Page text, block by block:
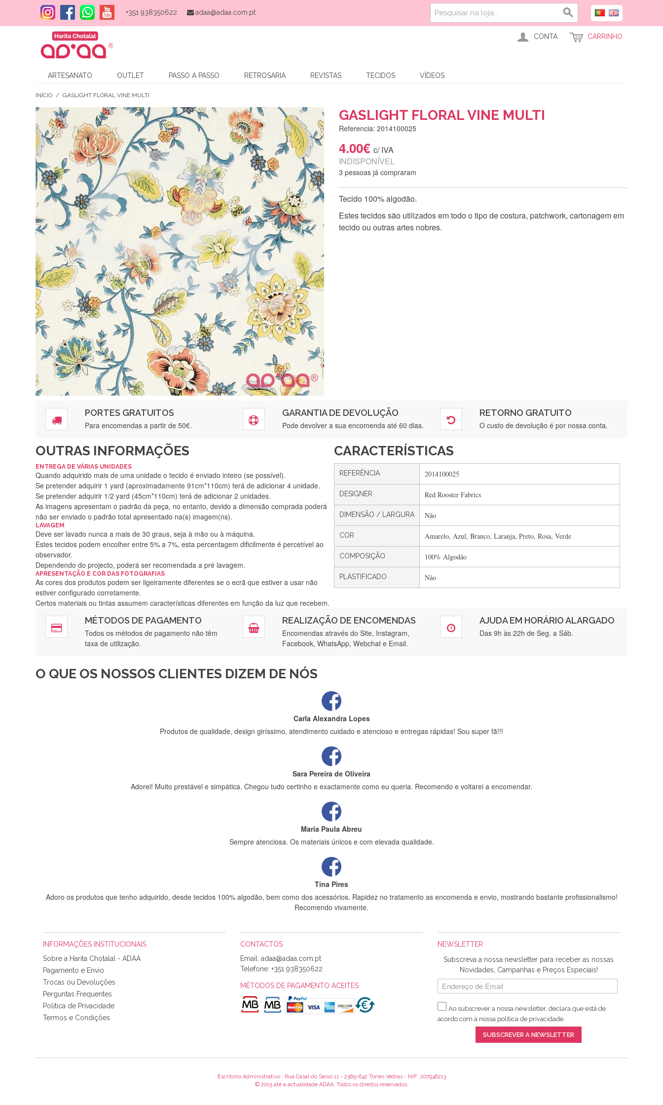
+351 938350622 adaa@adaa.com.pt
CONTA CARRINHO
ARTESANATO OUTLET PASSO A PASSO RETROSARIA REVISTAS TECIDOS VÍDEOS
INÍCIO / GASLIGHT FLORAL VINE MULTI
GASLIGHT FLORAL VINE MULTI
Referencia: 2014100025
4.00€ c/ IVA
INDISPONÍVEL
3 pessoas já compraram
Tecido 100% algodão.
Estes tecidos são utilizados em todo o tipo de costura, patchwork, cartonagem em
tecido ou outras artes nobres.
PORTES GRATUITOS
Para encomendas a partir de 50€.
GARANTIA DE DEVOLUÇÃO
Pode devolver a sua encomenda até 60 dias.
RETORNO GRATUITO
O custo de devolução é por nossa conta.
OUTRAS INFORMAÇÕES
ENTREGA DE VÁRIAS UNIDADES
Quando adquirido mais de uma unidade o tecido é enviado inteiro (se possível).
Se pretender adquirir 1 yard (aproximadamente 91cm*110cm) terá de adicionar 4 unidade.
Se pretender adquirir 1/2 yard (45cm*110cm) terá de adicionar 2 unidades.
As imagens apresentam o padrão da peça, no entanto, devido a dimensão comprada poderá
não ser enviado o padrão total apresentado na(s) imagem(ns).
LAVAGEM
Deve ser lavado nunca a mais de 30 graus, seja à mão ou à máquina.
Estes tecidos podem encolher entre 5% a 7%, esta percentagem dificilmente é percetível ao
observador.
Dependendo do projecto, poderá ser recomendada a pré lavagem.
APRESENTAÇÃO E COR DAS FOTOGRAFIAS
As cores dos produtos podem ser ligeiramente diferentes se o ecrã que estiver a usar não
estiver configurado corretamente.
Certos materiais ou tintas assumem características diferentes em função da luz que recebem.
CARACTERÍSTICAS
REFERÊNCIA 2014100025
DESIGNER Red Rooster Fabrics
DIMENSÃO / LARGURA Não
COR Amarelo, Azul, Branco, Laranja, Preto, Rosa, Verde
COMPOSIÇÃO 100% Algodão
PLASTIFICADO Não
MÉTODOS DE PAGAMENTO
Todos os métodos de pagamento não têm
taxa de utilização.
REALIZAÇÃO DE ENCOMENDAS
Encomendas através do Site, Instagram,
Facebook, WhatsApp, Webchat e Email.
AJUDA EM HORÁRIO ALARGADO
Das 9h às 22h de Seg. a Sáb.
O QUE OS NOSSOS CLIENTES DIZEM DE NÓS
Silvia Lopes
Encomenda direitinha. Rapidez e segurança. Volto a encomendar.
Silvia André
Gostei ,Serviço bastante rápido. recomendo
Filipa Freire
Rápido, atendimento 5*. Hoje chegará a segunda encomenda feita de muitas certamente❤️
Recebi a minha encomenda, rápida entrega e vinha muito bem protegida para o transporte, muito obrigada , serviço 5 estrelas
Carla Alexandra Lopes
Produtos de qualidade, design giríssimo, atendimento cuidado e atencioso e entregas rápidas! Sou super fã!!!
Sara Pereira de Oliveira
Adorei! Muito prestável e simpática. Chegou tudo certinho e exactamente como eu queria. Recomendo e voltarei a encomendar.
Maria Paula Abreu
Sempre atenciosa. Os materiais únicos e com elevada qualidade.
Tina Pires
Adoro os produtos que tenho adquirido, desde tecidos 100% algodão, bem como dos acessórios. Rapidez no tratamento as encomenda e envio, mostrando bastante profissionalismo!
Recomendo vivamente.
Sílvia Maria Bernardino Mestre
Informo que recebi hoje a encomenda, gostei muito dos tecidos.
Rosa Medeiros
Tudo chegou em condições, pois os produtos vieram muito bem acondicionados. Estou plenamente satisfeita com os produtos adquiridos. Relativamente à bolsa, tem um tecido com um
padrão e cores muito bonitas e a execução está perfeitíssima. Futuramente penso voltar a comprar na vossa loja, têm excelentes artigos a um preço muito justo. A expedição da
Alexandra Morais
INFORMAÇÕES INSTITUCIONAIS
Sobre a Harita Chotalal - ADAA
Pagamento e Envio
Trocas ou Devoluções
Perguntas Frequentes
Política de Privacidade
Termos e Condições
CONTACTOS
Email:
Telefone: +351 938350622
MÉTODOS DE PAGAMENTO ACEITES
NEWSLETTER
Subscreva a nossa newsletter para receber as nossas
Novidades, Campanhas e Preços Especiais!
Ao subscrever a nossa newsletter, declara que está de
acordo com a nossa política de privacidade.
SUBSCREVER A NEWSLETTER
Escritorio Administrativo : Rua Casal do Seixo 11 - 2565-642 Torres Vedras - NIF: 207946213
© 2015 até a actualidade ADAA. Todos os direitos reservados.